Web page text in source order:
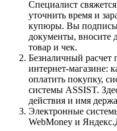
Специалист
уточнить время и
купюры. Вы
документы, вносите
товар и чек.
Безналичный
интернет-магазине:
оплатить покупку,
системы ASSIST.
действия и имя
Электронные
WebMoney и